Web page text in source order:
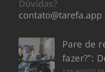
Dúvidas?
contato@tarefa.app
Pare de
fazer?”: